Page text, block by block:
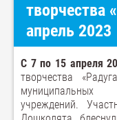
творчества
апрель 2023
С 7 по 15 апреля
творчества
муниципальных
учреждений.